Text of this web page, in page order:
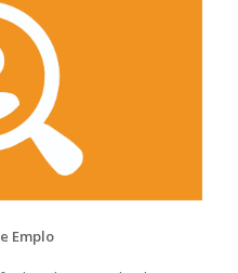
Emplo